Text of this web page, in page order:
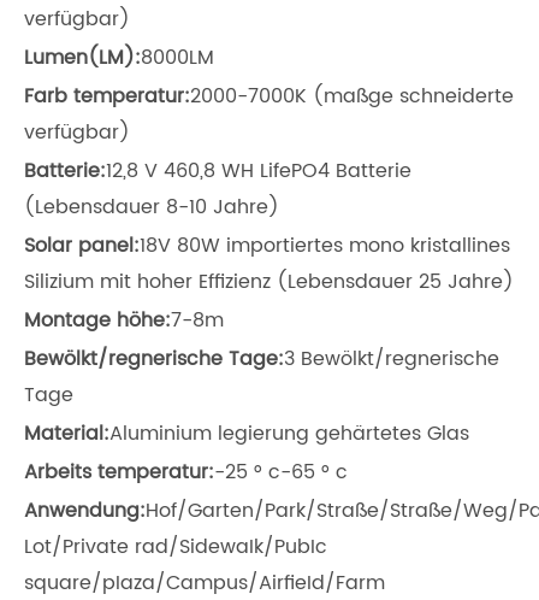
verfügbar)
Lumen(LM):8000LM
Farb temperatur:2000-7000K (maßge schneiderte
verfügbar)
Batterie:12,8 V 460,8 WH LifePO4 Batterie
(Lebensdauer 8-10 Jahre)
Solar panel:18V 80W importiertes mono kristallines
Silizium mit hoher Effizienz (Lebensdauer 25 Jahre)
Montage höhe:7-8m
Bewölkt/regnerische Tage:3 Bewölkt/regnerische
Tage
Material:Aluminium legierung gehärtetes Glas
Arbeits temperatur:-25 ° c-65 ° c
Anwendung:Hof/Garten/Park/Straße/Straße/Weg/
Lot/Private rad/SidewaIk/PubIc
square/pIaza/Campus/AirfieId/Farm